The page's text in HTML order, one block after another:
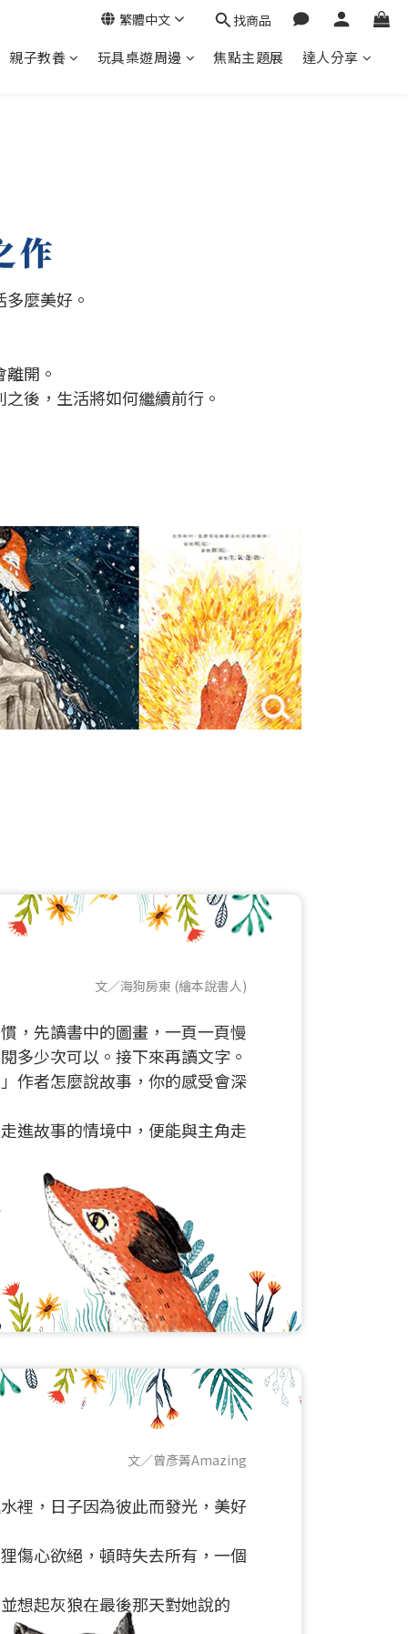
繁體中文 找商品
親子教養 玩具桌遊周邊 焦點主題展 達人分享
麼美好。
開。
後，生活將如何繼續前行。
文／海狗房東 (繪本說書人)
，先讀書中的圖畫，一頁一頁慢
多少次可以。接下來再讀文字。
作者怎麼說故事，你的感受會深
進故事的情境中，便能與主角走
文／曾彥菁Amazing
裡，日子因為彼此而發光，美好
傷心欲絕，頓時失去所有，一個
想起灰狼在最後那天對她說的